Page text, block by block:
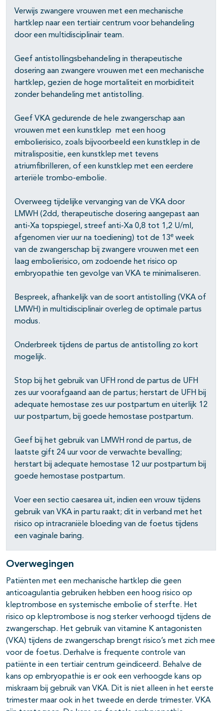
open- en dichtklappen
open- en dichtklappen
Verwijs zwangere vrouwen met een mechanische
hartklep naar een tertiair centrum voor behandeling
door een multidisciplinair team.
Geef antistollingsbehandeling in therapeutische
dosering aan zwangere vrouwen met een mechanische
hartklep, gezien de hoge mortaliteit en morbiditeit
zonder behandeling met antistolling.
Geef VKA gedurende de hele zwangerschap aan
vrouwen met een kunstklep met een hoog
embolierisico, zoals bijvoorbeeld een kunstklep in de
mitralispositie, een kunstklep met tevens
atriumfibrilleren, of een kunstklep met een eerdere
arteriële trombo-embolie.
Overweeg tijdelijke vervanging van de VKA door
LMWH (2dd, therapeutische dosering aangepast aan
anti-Xa topspiegel, streef anti-Xa 0,8 tot 1,2 U/ml,
afgenomen vier uur na toediening) tot de 13e week
van de zwangerschap bij zwangere vrouwen met een
laag embolierisico, om zodoende het risico op
embryopathie ten gevolge van VKA te minimaliseren.
Bespreek, afhankelijk van de soort antistolling (VKA of
LMWH) in multidisciplinair overleg de optimale partus
modus.
Onderbreek tijdens de partus de antistolling zo kort
mogelijk.
Stop bij het gebruik van UFH rond de partus de UFH
zes uur voorafgaand aan de partus; herstart de UFH bij
adequate hemostase zes uur postpartum en uiterlijk 12
uur postpartum, bij goede hemostase postpartum.
Geef bij het gebruik van LMWH rond de partus, de
laatste gift 24 uur voor de verwachte bevalling;
herstart bij adequate hemostase 12 uur postpartum bij
goede hemostase postpartum.
Voer een sectio caesarea uit, indien een vrouw tijdens
gebruik van VKA in partu raakt; dit in verband met het
risico op intracraniële bloeding van de foetus tijdens
een vaginale baring.
Overwegingen
Patiënten met een mechanische hartklep die geen
anticoagulantia gebruiken hebben een hoog risico op
kleptrombose en systemische embolie of sterfte. Het
risico op kleptrombose is nog sterker verhoogd tijdens de
zwangerschap. Het gebruik van vitamine K antagonisten
(VKA) tijdens de zwangerschap brengt risico’s met zich mee
voor de foetus. Derhalve is frequente controle van
patiënte in een tertiair centrum geïndiceerd. Behalve de
kans op embryopathie is er ook een verhoogde kans op
miskraam bij gebruik van VKA. Dit is niet alleen in het eerste
trimester maar ook in het tweede en derde trimester. VKA